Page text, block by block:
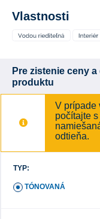
Vlastnosti
Pre zistenie ceny
produktu
V prípade
počítajte
odtieňa.
TYP:
TÓNOVANÁ